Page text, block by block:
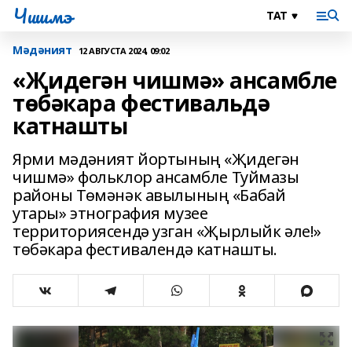
Чишмэ
Мәдәният 12 АВГУСТА 2024, 09:02
«Җидегән чишмә» ансамбле
төбәкара фестивальдә
катнашты
Ярми мәдәният йортының «Җидегән
чишмә» фольклор ансамбле Туймазы
районы Төмәнәк авылының «Бабай
утары» этнография музее
территориясендә узган «Җырлыйк әле!»
төбәкара фестивалендә катнашты.